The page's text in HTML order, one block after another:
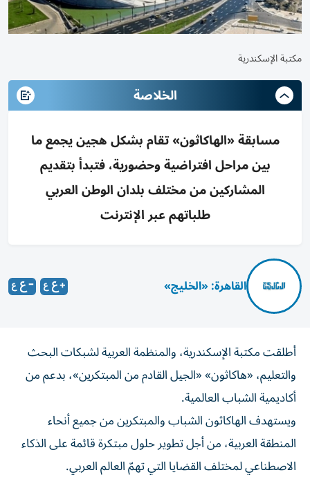
مكتبة الإسكندرية
الخلاصة
مسابقة «الهاكاثون» تقام بشكل هجين يجمع ما
بين مراحل افتراضية وحضورية، فتبدأ بتقديم
المشاركين من مختلف بلدان الوطن العربي
طلباتهم عبر الإنترنت
القاهرة: «الخليج»
أطلقت مكتبة الإسكندرية، والمنظمة العربية لشبكات البحث
والتعليم، «هاكاثون» «الجيل القادم من المبتكرين»، بدعم من
أكاديمية الشباب العالمية.
ويستهدف الهاكاثون الشباب والمبتكرين من جميع أنحاء
المنطقة العربية، من أجل تطوير حلول مبتكرة قائمة على الذكاء
الاصطناعي لمختلف القضايا التي تهمّ العالم العربي.